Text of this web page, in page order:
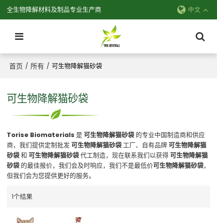
全生物降解材料及制品专业生产商 中文
首页 / 所有 / 可生物降解猫砂袋
可生物降解猫砂袋
Torise Biomaterials 是可生物降解猫砂袋 的专业中国制造商和供应
商，我们提供定制批发可生物降解猫砂袋工厂、自有品牌可生物降解猫
砂袋和可生物降解猫砂袋代工制造，现在联系我们以获得可生物降解猫
砂袋 的最佳报价，我们会及时响应，我们不是最低价可生物降解猫砂袋，
但我们会为您提供更好的服务。
1个结果